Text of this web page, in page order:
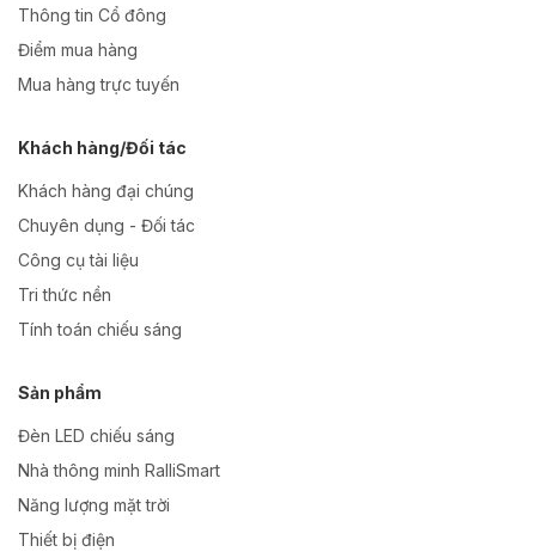
Thông tin Cổ đông
Điểm mua hàng
Mua hàng trực tuyến
Khách hàng/Đối tác
Khách hàng đại chúng
Chuyên dụng - Đối tác
Công cụ tài liệu
Tri thức nền
Tính toán chiếu sáng
Sản phẩm
Đèn LED chiếu sáng
Nhà thông minh RalliSmart
Năng lượng mặt trời
Thiết bị điện